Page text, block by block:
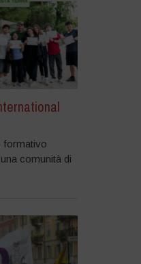
formativo
comunità di